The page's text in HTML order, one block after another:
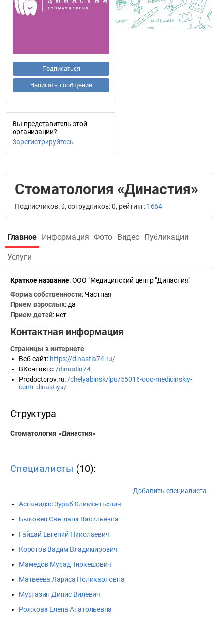
Подписаться
Написать сообщение
Вы представитель этой
организации?
Зарегистрируйтесь
Стоматология «Династия»
Подписчиков: 0, сотрудников: 0, рейтинг: 1664
Главное Информация Фото Видео Публикации
Услуги
Краткое название:ООО "Медицинский центр "Династия"
Форма собственности: Частная
Прием взрослых: да
Прием детей: нет
Контактная информация
Страницы в интернете
Веб-сайт: https://dinastia74.ru/
ВКонтакте: /dinastia74
Prodoctorov.ru: /chelyabinsk/lpu/55016-ooo-medicinskiy-
centr-dinastiya/
Структура
Стоматология «Династия»
Специалисты (10):
Добавить специалиста
Аспанидзе Зураб Климентьевич
Быковец Светлана Васильевна
Гайдай Евгений Николаевич
Коротов Вадим Владимирович
Мамедов Мурад Тиркешович
Матвеева Лариса Поликарповна
Муртазин Динис Вилевич
Рожкова Елена Анатольевна